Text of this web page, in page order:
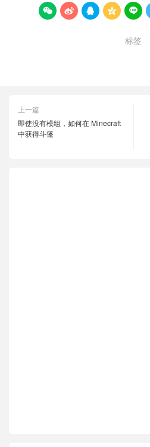
    
标签
上一篇
即使没有模组，如何在 Minecraft
中获得斗篷